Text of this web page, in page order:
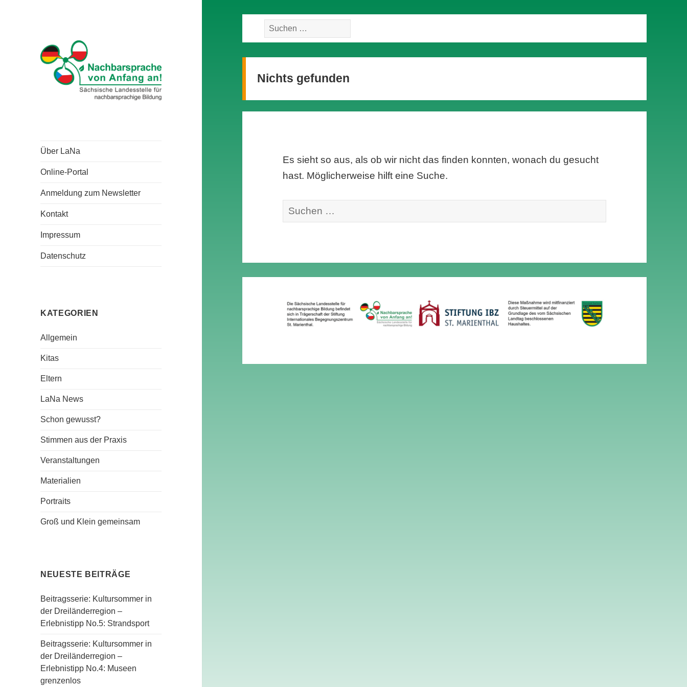
Über LaNa
Online-Portal
Anmeldung zum Newsletter
Kontakt
Impressum
Datenschutz
KATEGORIEN
Allgemein
Kitas
Eltern
LaNa News
Schon gewusst?
Stimmen aus der Praxis
Veranstaltungen
Materialien
Portraits
Groß und Klein gemeinsam
NEUESTE BEITRÄGE
Beitragsserie: Kultursommer in
der Dreiländerregion –
Erlebnistipp No.5: Strandsport
Beitragsserie: Kultursommer in
der Dreiländerregion –
Erlebnistipp No.4: Museen
grenzenlos
Suche
nach:
Nichts gefunden
Es sieht so aus, als ob wir nicht das finden konnten, wonach du gesucht
hast. Möglicherweise hilft eine Suche.
Suche
nach: